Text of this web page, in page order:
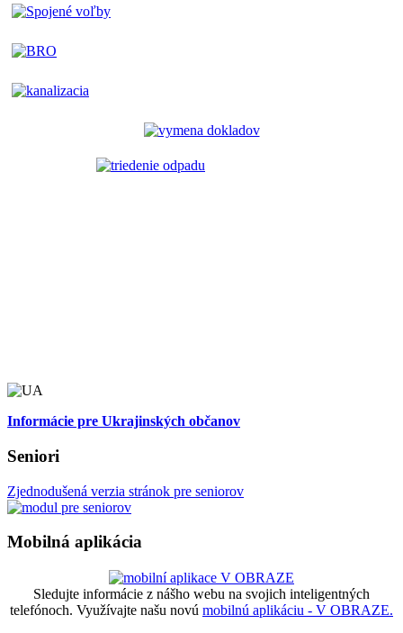
Informácie pre Ukrajinských občanov
Seniori
Zjednodušená verzia stránok pre seniorov
Mobilná aplikácia
Sledujte informácie z nášho webu na svojich inteligentných
telefónoch. Využívajte našu novú mobilnú aplikáciu - V OBRAZE.